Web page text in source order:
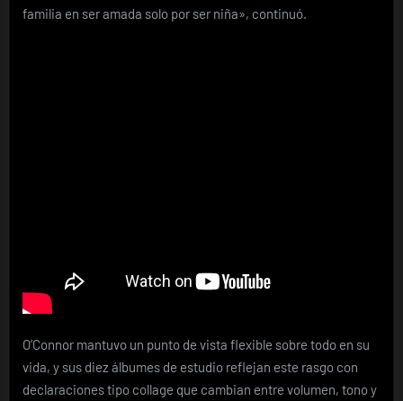
familia en ser amada solo por ser niña», continuó.
O’Connor mantuvo un punto de vista flexible sobre todo en su
vida, y sus diez álbumes de estudio reflejan este rasgo con
declaraciones tipo collage que cambian entre volumen, tono y